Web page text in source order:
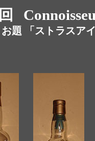
お題 「ストラスアイ